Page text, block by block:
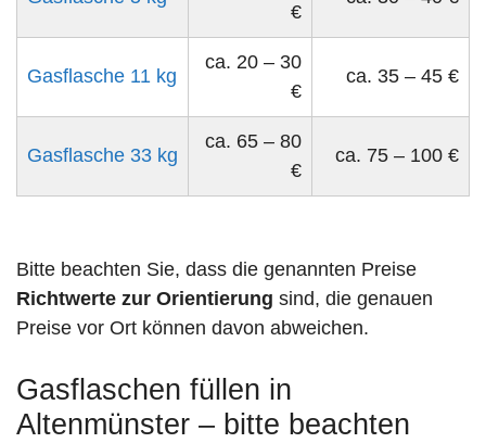
€
Gasflasche 11 kg
ca. 20 – 30
€
ca. 35 – 45 €
Gasflasche 33 kg
ca. 65 – 80
€
ca. 75 – 100 €
Bitte beachten Sie, dass die genannten Preise
Richtwerte zur Orientierung sind, die genauen
Preise vor Ort können davon abweichen.
Gasflaschen füllen in
Altenmünster – bitte beachten